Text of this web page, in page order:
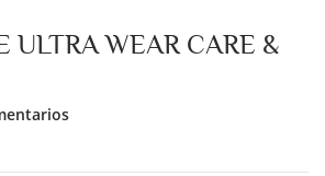
ULTRA WEAR CARE &